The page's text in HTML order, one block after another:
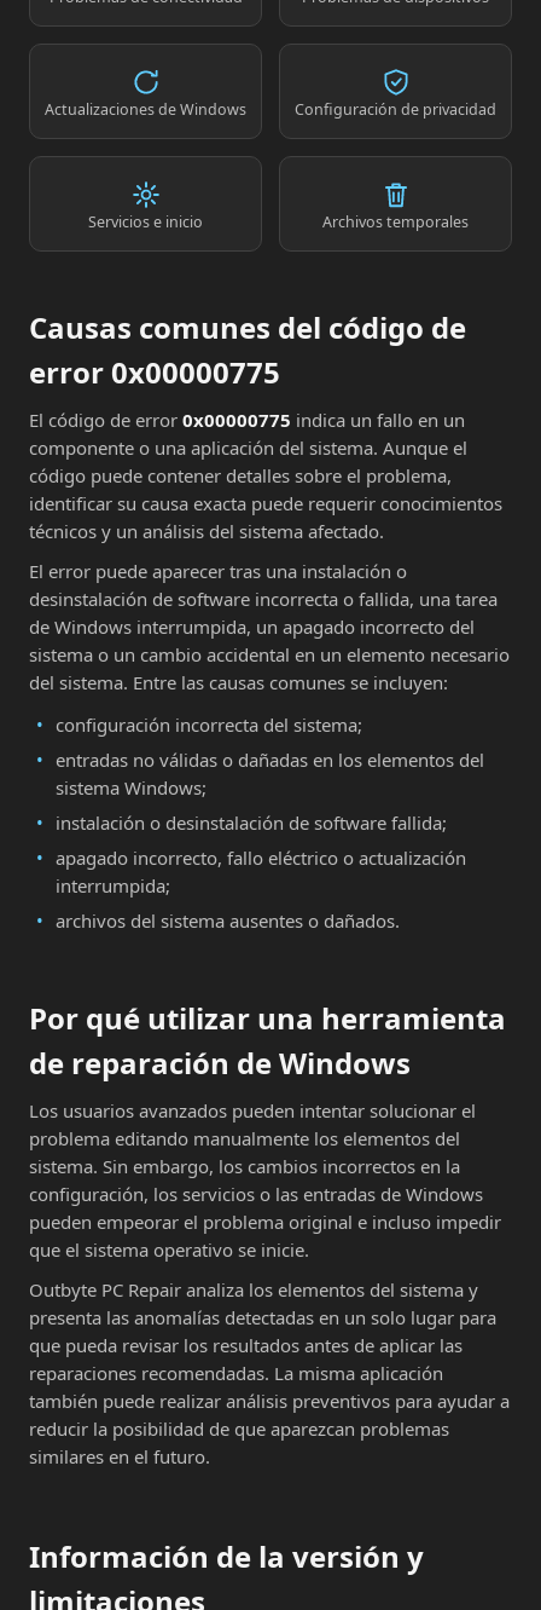
Actualizaciones de Windows Configuración de privacidad
Servicios e inicio Archivos temporales
Causas comunes del código de
error 0x00000775
El código de error 0x00000775 indica un fallo en un
componente o una aplicación del sistema. Aunque el
código puede contener detalles sobre el problema,
identificar su causa exacta puede requerir conocimientos
técnicos y un análisis del sistema afectado.
El error puede aparecer tras una instalación o
desinstalación de software incorrecta o fallida, una tarea
de Windows interrumpida, un apagado incorrecto del
sistema o un cambio accidental en un elemento necesario
del sistema. Entre las causas comunes se incluyen:
configuración incorrecta del sistema;
entradas no válidas o dañadas en los elementos del
sistema Windows;
instalación o desinstalación de software fallida;
apagado incorrecto, fallo eléctrico o actualización
interrumpida;
archivos del sistema ausentes o dañados.
Por qué utilizar una herramienta
de reparación de Windows
Los usuarios avanzados pueden intentar solucionar el
problema editando manualmente los elementos del
sistema. Sin embargo, los cambios incorrectos en la
configuración, los servicios o las entradas de Windows
pueden empeorar el problema original e incluso impedir
que el sistema operativo se inicie.
Outbyte PC Repair analiza los elementos del sistema y
presenta las anomalías detectadas en un solo lugar para
que pueda revisar los resultados antes de aplicar las
reparaciones recomendadas. La misma aplicación
también puede realizar análisis preventivos para ayudar a
reducir la posibilidad de que aparezcan problemas
similares en el futuro.
Información de la versión y
limitaciones